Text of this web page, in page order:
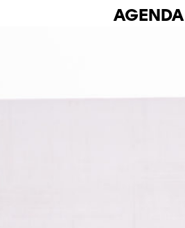
AGENDA